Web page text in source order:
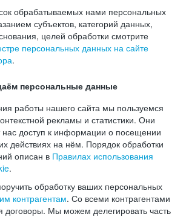
обрабатываемых нами персональных
субъектов, категорий данных,
целей обработки смотрите
персональных данных на сайте
.
персональные данные
работы нашего сайта мы пользуемся
рекламы и статистики. Они
нас доступ к информации о посещении
действиях на нём. Порядок обработки
описан в Правилах использования
.
обработку ваших персональных
контрагентам. Со всеми контрагентами
договоры. Мы можем делегировать часть